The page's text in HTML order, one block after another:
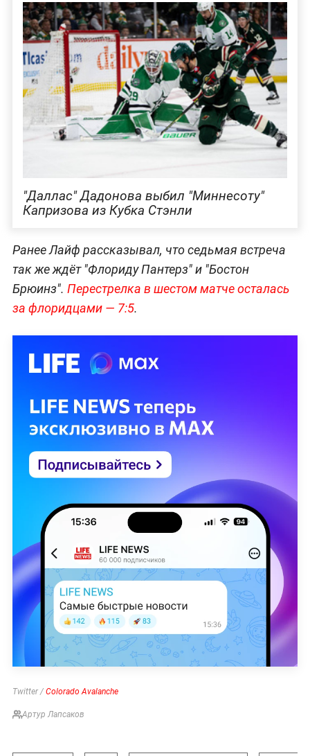
"Даллас" Дадонова выбил "Миннесоту"
Капризова из Кубка Стэнли
Ранее Лайф рассказывал, что седьмая встреча
так же ждёт "Флориду Пантерз" и "Бостон
Брюинз". Перестрелка в шестом матче осталась
за флоридцами — 7:5.
Twitter / Colorado Avalanche
Артур Лапсаков